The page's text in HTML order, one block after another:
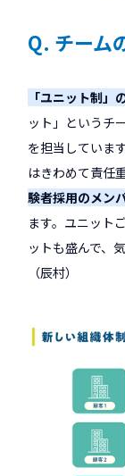
Q. チーム
「ユニット制」
ット」というチ
を担当していま
はきわめて責任
験者採用のメン
ます。ユニット
ットも盛んで、
（辰村）